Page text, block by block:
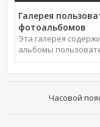
Галерея
фотоальбомов
Эта галерея
альбомы
Часовой